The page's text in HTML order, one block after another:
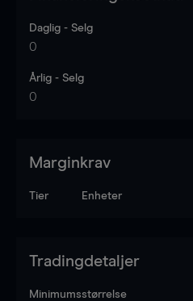
Daglig - Selg
0
Årlig - Selg
0
Marginkrav
Tier Enheter
Tradingdetaljer
Minimumsstørrelse